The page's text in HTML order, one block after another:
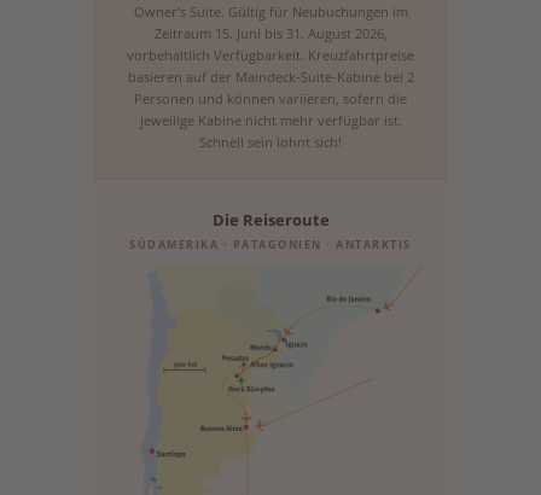
Owner’s Suite. Gültig für Neubuchungen im
Zeitraum 15. Juni bis 31. August 2026,
vorbehaltlich Verfügbarkeit. Kreuzfahrtpreise
basieren auf der Maindeck-Suite-Kabine bei 2
Personen und können variieren, sofern die
jeweilige Kabine nicht mehr verfügbar ist.
Schnell sein lohnt sich!
Die Reiseroute
SÜDAMERIKA · PATAGONIEN · ANTARKTIS